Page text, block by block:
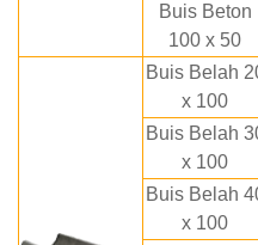
Buis Beton
100 x 50
Buis Belah
x 100
Buis Belah
x 100
Buis Belah
x 100